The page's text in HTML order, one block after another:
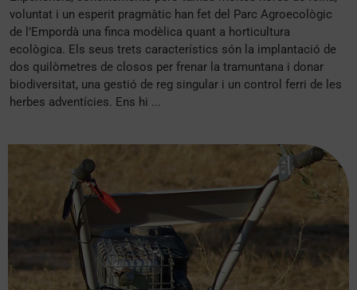
voluntat i un esperit pragmàtic han fet del Parc Agroecològic
de l’Empordà una finca modèlica quant a horticultura
ecològica. Els seus trets característics són la implantació de
dos quilòmetres de closos per frenar la tramuntana i donar
biodiversitat, una gestió de reg singular i un control ferri de les
herbes adventícies. Ens hi ...